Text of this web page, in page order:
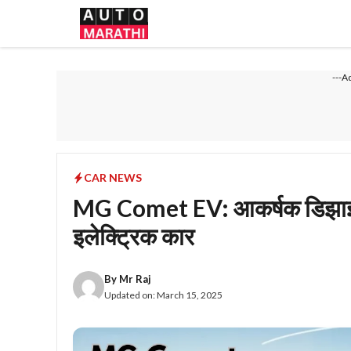
content
---
CAR NEWS
MG Comet EV: आकर्षक
इलेक्ट्रिक कार
By Mr Raj
Updated on:March 15, 2025